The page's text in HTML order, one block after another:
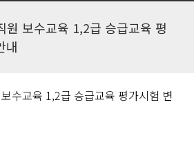
원 보수교육 1,2급 승급교육 평
내
수교육 1,2급 승급교육 평가시험 변